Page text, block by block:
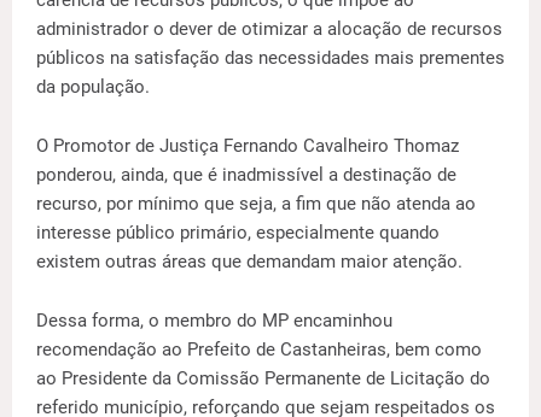
administrador o dever de otimizar a alocação de recursos
públicos na satisfação das necessidades mais prementes
da população.
O Promotor de Justiça Fernando Cavalheiro Thomaz
ponderou, ainda, que é inadmissível a destinação de
recurso, por mínimo que seja, a fim que não atenda ao
interesse público primário, especialmente quando
existem outras áreas que demandam maior atenção.
Dessa forma, o membro do MP encaminhou
recomendação ao Prefeito de Castanheiras, bem como
ao Presidente da Comissão Permanente de Licitação do
referido município, reforçando que sejam respeitados os